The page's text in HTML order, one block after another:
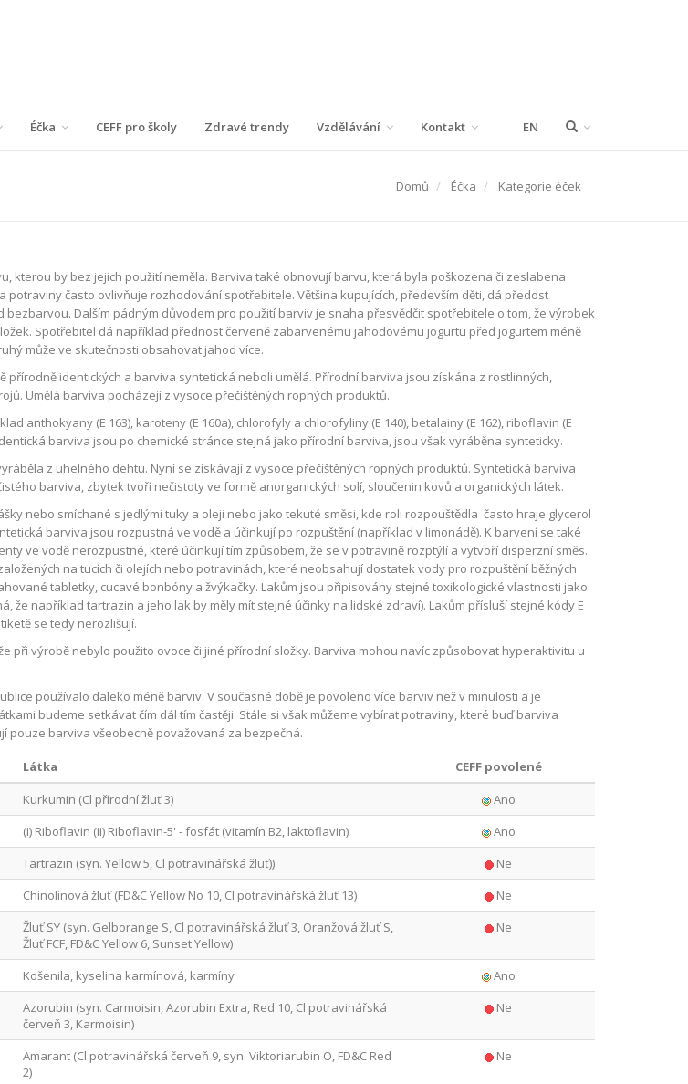
Éčka CEFF pro školy Zdravé trendy Vzdělávání Kontakt EN
Domů Éčka Kategorie éček
kterou by bez jejich použití neměla. Barviva také obnovují barvu, která byla poškozena či zeslabena
potraviny často ovlivňuje rozhodování spotřebitele. Většina kupujících, především děti, dá předost
Dalším pádným důvodem pro použití barviv je snaha přesvědčit spotřebitele o tom, že výrobek
Spotřebitel dá například přednost červeně zabarvenému jahodovému jogurtu před jogurtem méně
může ve skutečnosti obsahovat jahod více.
přírodně identických a barviva syntetická neboli umělá. Přírodní barviva jsou získána z rostlinných,
Umělá barviva pocházejí z vysoce přečištěných ropných produktů.
anthokyany (E 163), karoteny (E 160a), chlorofyly a chlorofyliny (E 140), betalainy (E 162), riboflavin (E
barviva jsou po chemické stránce stejná jako přírodní barviva, jsou však vyráběna synteticky.
z uhelného dehtu. Nyní se získávají z vysoce přečištěných ropných produktů. Syntetická barviva
barviva, zbytek tvoří nečistoty ve formě anorganických solí, sloučenin kovů a organických látek.
nebo smíchané s jedlými tuky a oleji nebo jako tekuté směsi, kde roli rozpouštědla často hraje glycerol
barviva jsou rozpustná ve vodě a účinkují po rozpuštění (například v limonádě). K barvení se také
ve vodě nerozpustné, které účinkují tím způsobem, že se v potravině rozptýlí a vytvoří disperzní směs.
na tucích či olejích nebo potravinách, které neobsahují dostatek vody pro rozpuštění běžných
tabletky, cucavé bonbóny a žvýkačky. Lakům jsou připisovány stejné toxikologické vlastnosti jako
že například tartrazin a jeho lak by měly mít stejné účinky na lidské zdraví). Lakům přísluší stejné kódy E
se tedy nerozlišují.
při výrobě nebylo použito ovoce či jiné přírodní složky. Barviva mohou navíc způsobovat hyperaktivitu u
používalo daleko méně barviv. V současné době je povoleno více barviv než v minulosti a je
budeme setkávat čím dál tím častěji. Stále si však můžeme vybírat potraviny, které buď barviva
pouze barviva všeobecně považovaná za bezpečná.
Látka
CEFF povolené
Kurkumin (Cl přírodní žluť 3)
Ano
(i) Riboflavin (ii) Riboflavin-5' - fosfát (vitamín B2, laktoflavin)
Ano
Tartrazin (syn. Yellow 5, Cl potravinářská žluť))
Ne
Chinolinová žluť (FD&C Yellow No 10, Cl potravinářská žluť 13)
Ne
Žluť SY (syn. Gelborange S, Cl potravinářská žluť 3, Oranžová žluť S,
Žluť FCF, FD&C Yellow 6, Sunset Yellow)
Ne
Košenila, kyselina karmínová, karmíny
Ano
Azorubin (syn. Carmoisin, Azorubin Extra, Red 10, Cl potravinářská
červeň 3, Karmoisin)
Ne
Amarant (Cl potravinářská červeň 9, syn. Viktoriarubin O, FD&C Red
2)
Ne